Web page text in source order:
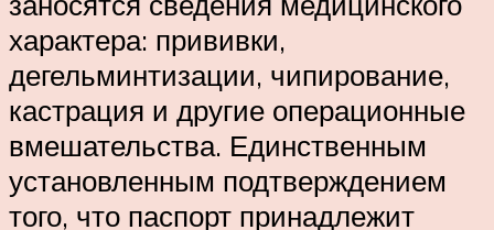
характера: прививки,
дегельминтизации, чипирование,
кастрация и другие операционные
вмешательства. Единственным
установленным подтверждением
того, что паспорт принадлежит